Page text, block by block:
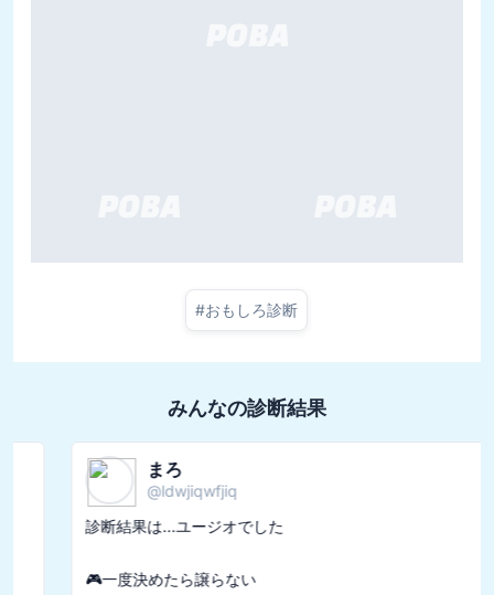
#おもしろ診断
みんなの診断結果
まろ
ldwjiqwfjiq
診断結果は...ユージオでした
🎮一度決めたら譲らない